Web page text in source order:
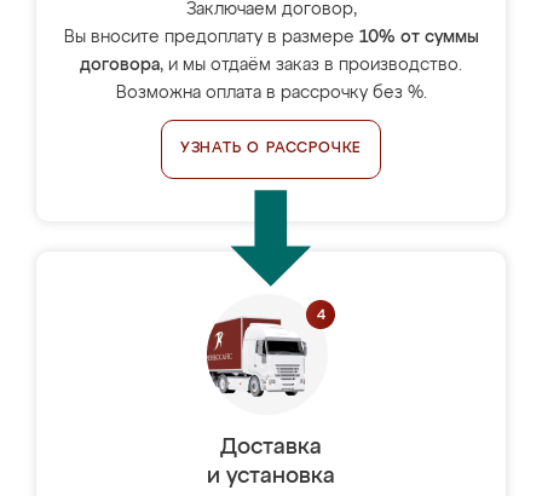
Заключаем договор,
Вы вносите предоплату в размере 10% от суммы
договора, и мы отдаём заказ в производство.
Возможна оплата в рассрочку без %.
УЗНАТЬ О РАССРОЧКЕ
Доставка
и установка